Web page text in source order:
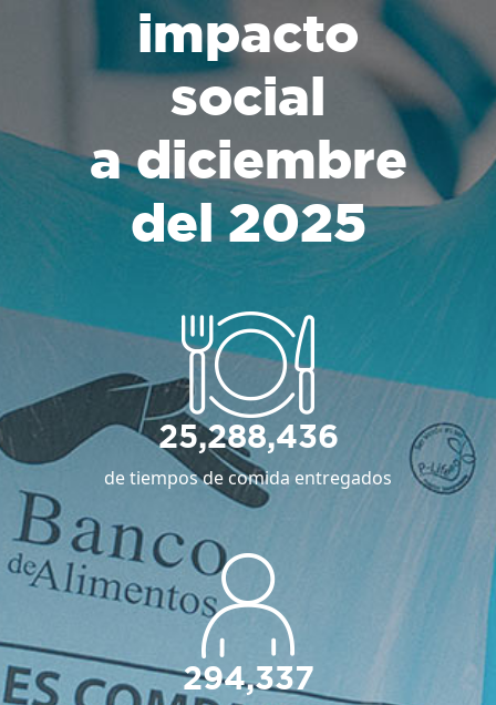
impacto
social
a diciembre
del 2025
25,288,436
de tiempos de comida entregados
294,337